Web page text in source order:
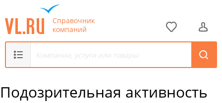
Справочник
компаний
Подозрительная активность